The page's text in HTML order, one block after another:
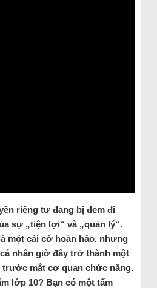
riêng tư đang bị đem đi
sự „tiện lợi“ và „quản lý“.
một cái cớ hoàn hảo, nhưng
nhân giờ đây trở thành một
mắt cơ quan chức năng.
lớp 10? Bạn có một tấm